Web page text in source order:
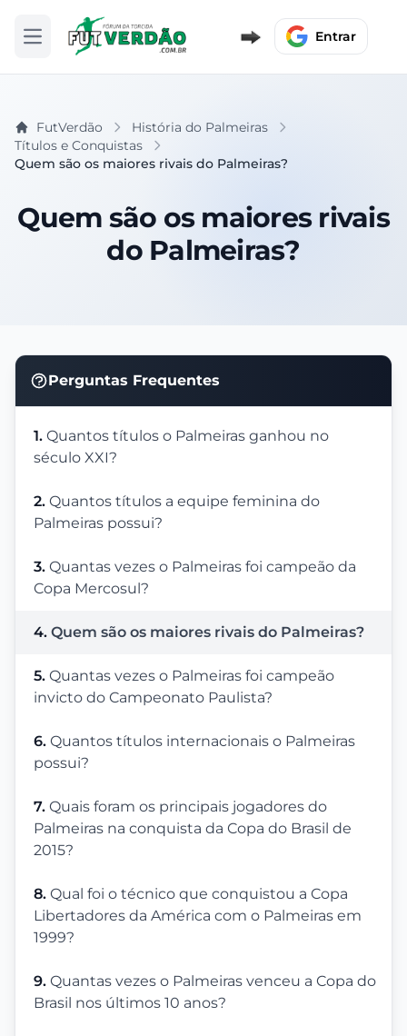
Abrir menu Entrar
FutVerdão
História do Palmeiras
Títulos e Conquistas
Quem são os maiores rivais do Palmeiras?
Quem são os maiores rivais
do Palmeiras?
Perguntas Frequentes
1. Quantos títulos o Palmeiras ganhou no
século XXI?
2. Quantos títulos a equipe feminina do
Palmeiras possui?
3. Quantas vezes o Palmeiras foi campeão da
Copa Mercosul?
4. Quem são os maiores rivais do Palmeiras?
5. Quantas vezes o Palmeiras foi campeão
invicto do Campeonato Paulista?
6. Quantos títulos internacionais o Palmeiras
possui?
7. Quais foram os principais jogadores do
Palmeiras na conquista da Copa do Brasil de
2015?
8. Qual foi o técnico que conquistou a Copa
Libertadores da América com o Palmeiras em
1999?
9. Quantas vezes o Palmeiras venceu a Copa do
Brasil nos últimos 10 anos?